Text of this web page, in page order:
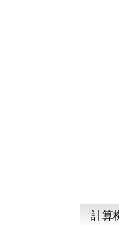
計算